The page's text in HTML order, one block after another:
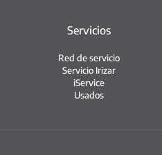
Servicios
Red de servicio
Servicio Irizar
iService
Usados